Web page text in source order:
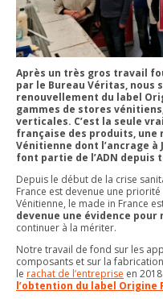
Après un très gros travail
par le Bureau Véritas, nous
renouvellement du label
gammes de stores
verticales. C’est la seule
française des produits, une
Vénitienne dont l’ancrage
font partie de l’ADN depuis
Depuis le début de la crise
France est devenue une
Vénitienne, le made in France
devenue une évidence pour
continuer à la mériter.
Notre travail de fond sur les
composants et sur la
le rachat de l’entreprise en
l’obtention du label Origine